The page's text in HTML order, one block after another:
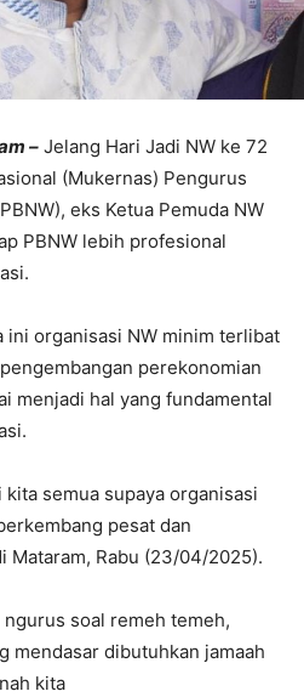
– Jelang Hari Jadi NW ke 72
(Mukernas) Pengurus
eks Ketua Pemuda NW
PBNW lebih profesional
ini organisasi NW minim terlibat
perekonomian
menjadi hal yang fundamental
semua supaya organisasi
pesat dan
Mataram, Rabu (23/04/2025).
ngurus soal remeh temeh,
mendasar dibutuhkan jamaah
kita